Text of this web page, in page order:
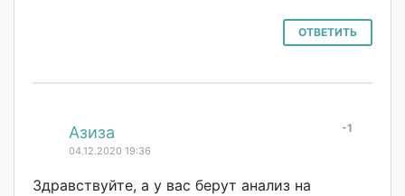
ОТВЕТИТЬ
-1
Азиза
04.12.2020 19:36
Здравствуйте, а у вас берут анализ на